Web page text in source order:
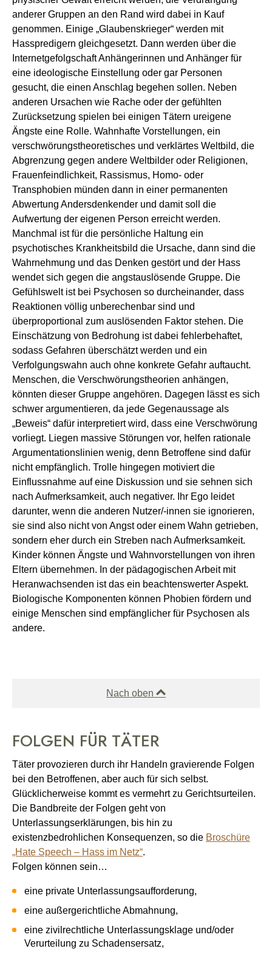
anderer Gruppen an den Rand wird dabei in Kauf
genommen. Einige „Glaubenskrieger“ werden mit
Hasspredigern gleichgesetzt. Dann werden über die
Internetgefolgschaft Anhängerinnen und Anhänger für
eine ideologische Einstellung oder gar Personen
gesucht, die einen Anschlag begehen sollen. Neben
anderen Ursachen wie Rache oder der gefühlten
Zurücksetzung spielen bei einigen Tätern ureigene
Ängste eine Rolle. Wahnhafte Vorstellungen, ein
verschwörungstheoretisches und verklärtes Weltbild, die
Abgrenzung gegen andere Weltbilder oder Religionen,
Frauenfeindlichkeit, Rassismus, Homo- oder
Transphobien münden dann in einer permanenten
Abwertung Andersdenkender und damit soll die
Aufwertung der eigenen Person erreicht werden.
Manchmal ist für die persönliche Haltung ein
psychotisches Krankheitsbild die Ursache, dann sind die
Wahrnehmung und das Denken gestört und der Hass
wendet sich gegen die angstauslösende Gruppe. Die
Gefühlswelt ist bei Psychosen so durcheinander, dass
Reaktionen völlig unberechenbar sind und
überproportional zum auslösenden Faktor stehen. Die
Einschätzung von Bedrohung ist dabei fehlerbehaftet,
sodass Gefahren überschätzt werden und ein
Verfolgungswahn auch ohne konkrete Gefahr auftaucht.
Menschen, die Verschwörungstheorien anhängen,
könnten dieser Gruppe angehören. Dagegen lässt es sich
schwer argumentieren, da jede Gegenaussage als
„Beweis“ dafür interpretiert wird, dass eine Verschwörung
vorliegt. Liegen massive Störungen vor, helfen rationale
Argumentationslinien wenig, denn Betroffene sind dafür
nicht empfänglich. Trolle hingegen motiviert die
Einflussnahme auf eine Diskussion und sie sehnen sich
nach Aufmerksamkeit, auch negativer. Ihr Ego leidet
darunter, wenn die anderen Nutzer/-innen sie ignorieren,
sie sind also nicht von Angst oder einem Wahn getrieben,
sondern eher durch ein Streben nach Aufmerksamkeit.
Kinder können Ängste und Wahnvorstellungen von ihren
Eltern übernehmen. In der pädagogischen Arbeit mit
Heranwachsenden ist das ein beachtenswerter Aspekt.
Biologische Komponenten können Phobien fördern und
einige Menschen sind empfänglicher für Psychosen als
andere.
Nach oben
FOLGEN FÜR TÄTER
Täter provozieren durch ihr Handeln gravierende Folgen
bei den Betroffenen, aber auch für sich selbst.
Glücklicherweise kommt es vermehrt zu Gerichtsurteilen.
Die Bandbreite der Folgen geht von
Unterlassungserklärungen, bis hin zu
existenzbedrohlichen Konsequenzen, so die Broschüre
„Hate Speech – Hass im Netz“.
Folgen können sein…
eine private Unterlassungsaufforderung,
eine außergerichtliche Abmahnung,
eine zivilrechtliche Unterlassungsklage und/oder
Verurteilung zu Schadensersatz,